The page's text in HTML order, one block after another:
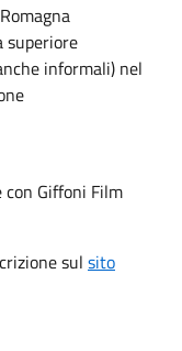
superiore
informali) nel
con Giffoni Film
sul sito